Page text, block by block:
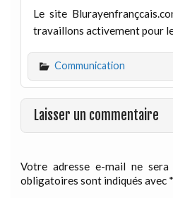
Le site
travaillons activement pour
Communication
Laisser un commentaire
Votre adresse e-mail ne sera
obligatoires sont indiqués avec *